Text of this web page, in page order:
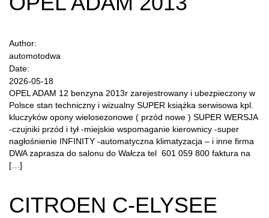
Author:
automotodwa
Date:
2026-05-18
OPEL ADAM 12 benzyna 2013r zarejestrowany i ubezpieczony w
Polsce stan techniczny i wizualny SUPER książka serwisowa kpl.
kluczyków opony wielosezonowe ( przód nowe ) SUPER WERSJA
-czujniki przód i tył -miejskie wspomaganie kierownicy -super
nagłośnienie INFINITY -automatyczna klimatyzacja – i inne firma
DWA zaprasza do salonu do Wałcza tel 601 059 800 faktura na
[…]
CITROEN C-ELYSEE